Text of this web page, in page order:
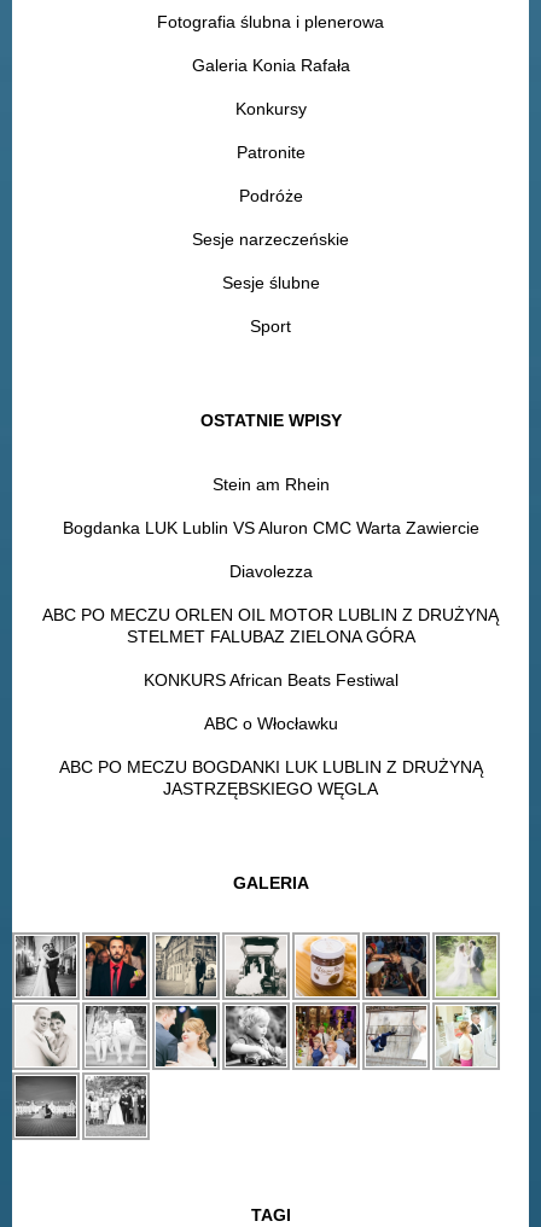
Fotografia ślubna i plenerowa
Galeria Konia Rafała
Konkursy
Patronite
Podróże
Sesje narzeczeńskie
Sesje ślubne
Sport
OSTATNIE WPISY
Stein am Rhein
Bogdanka LUK Lublin VS Aluron CMC Warta Zawiercie
Diavolezza
ABC PO MECZU ORLEN OIL MOTOR LUBLIN Z DRUŻYNĄ
STELMET FALUBAZ ZIELONA GÓRA
KONKURS African Beats Festiwal
ABC o Włocławku
ABC PO MECZU BOGDANKI LUK LUBLIN Z DRUŻYNĄ
JASTRZĘBSKIEGO WĘGLA
GALERIA
TAGI